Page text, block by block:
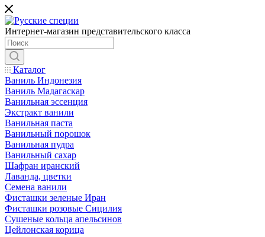
Интернет-магазин представительского класса
Каталог
Ваниль Индонезия
Ваниль Мадагаскар
Ванильная эссенция
Экстракт ванили
Ванильная паста
Ванильный порошок
Ванильная пудра
Ванильный сахар
Шафран иранский
Лаванда, цветки
Семена ванили
Фисташки зеленые Иран
Фисташки розовые Сицилия
Сушеные кольца апельсинов
Цейлонская корица